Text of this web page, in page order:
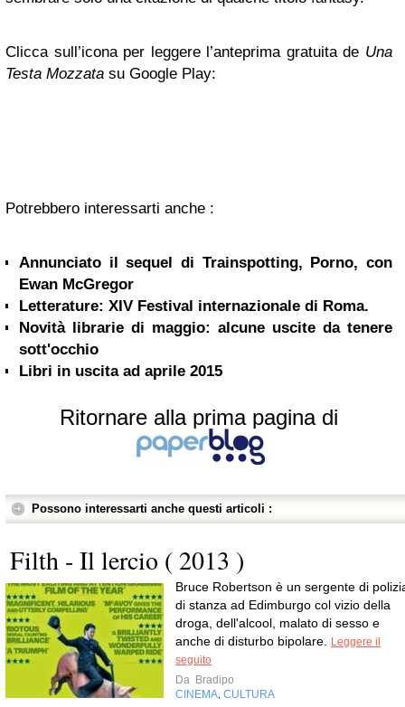
Clicca sull’icona per leggere l’anteprima gratuita de Una
Testa Mozzata su Google Play:
Potrebbero interessarti anche :
Annunciato il sequel di Trainspotting, Porno, con
Ewan McGregor
Letterature: XIV Festival internazionale di Roma.
Novità librarie di maggio: alcune uscite da tenere
sott'occhio
Libri in uscita ad aprile 2015
Ritornare alla prima pagina di
Possono interessarti anche questi articoli :
Filth - Il lercio ( 2013 )
Bruce Robertson è un sergente di
di stanza ad Edimburgo col vizio della
droga, dell'alcool, malato di sesso e
anche di disturbo bipolare.
Leggere il
seguito
Da Bradipo
CINEMA CULTURA